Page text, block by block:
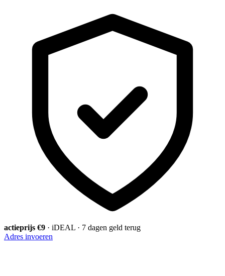
actieprijs €9 · iDEAL · 7 dagen geld terug
Adres invoeren